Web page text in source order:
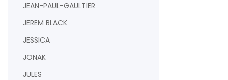
JEAN-PAUL-GAULTIER
JEREM BLACK
JESSICA
JONAK
JULES